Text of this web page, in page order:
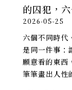
的囚犯，
2026-05-25
六個不同時代
是同一件事：
願意看的東西
筆筆畫出人性